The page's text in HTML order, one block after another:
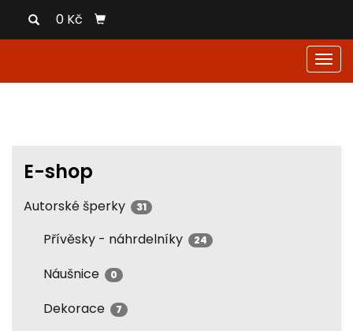
0 Kč
E-shop
Autorské šperky 31
Přívěsky - náhrdelníky 24
Náušnice 0
Dekorace 7